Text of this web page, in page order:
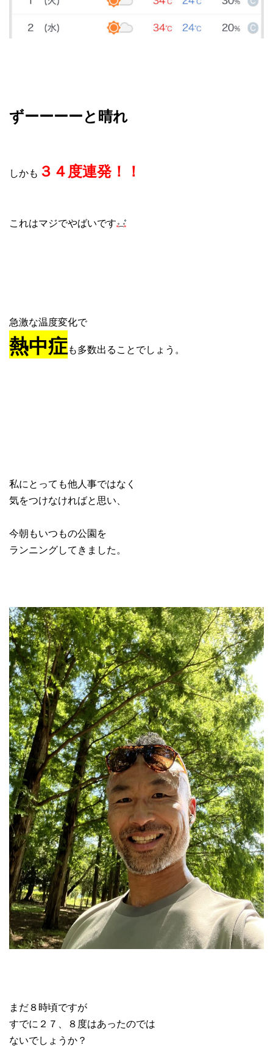
ずーーーーと晴れ
しかも ３４度連発！！
これはマジでやばいです
急激な温度変化で
熱中症も多数出ることでしょう。
私にとっても他人事ではなく
気をつけなければと思い、
今朝もいつもの公園を
ランニングしてきました。
まだ８時頃ですが
すでに２７、８度はあったのでは
ないでしょうか？